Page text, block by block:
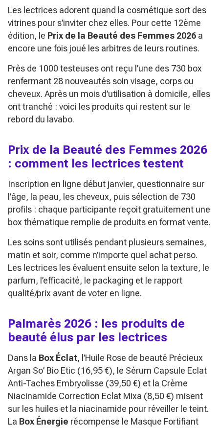
Les lectrices adorent quand la cosmétique sort des
vitrines pour s’inviter chez elles. Pour cette 12ème
édition, le Prix de la Beauté des Femmes 2026 a
encore une fois joué les arbitres de leurs routines.
Près de 1000 testeuses ont reçu l’une des 730 box
renfermant 28 nouveautés soin visage, corps ou
cheveux. Après un mois d’utilisation à domicile, elles
ont tranché : voici les produits qui restent sur le
rebord du lavabo.
Prix de la Beauté des Femmes 2026
: comment les lectrices testent
Inscription en ligne début janvier, questionnaire sur
l’âge, la peau, les cheveux, puis sélection de 730
profils : chaque participante reçoit gratuitement une
box thématique remplie de produits en format vente.
Les soins sont utilisés pendant plusieurs semaines,
matin et soir, comme n’importe quel achat perso.
Les lectrices les évaluent ensuite selon la texture, le
parfum, l’efficacité, le packaging et le rapport
qualité/prix avant de voter en ligne.
Palmarès 2026 : les produits de
beauté élus par les lectrices
Dans la Box Éclat, l’Huile Rose de beauté Précieux
Argan So’ Bio Etic (16,95 €), le Sérum Capsule Eclat
Anti-Taches Embryolisse (39,50 €) et la Crème
Niacinamide Correction Eclat Mixa (8,50 €) misent
sur les huiles et la niacinamide pour réveiller le teint.
La Box Énergie récompense le Masque Fortifiant